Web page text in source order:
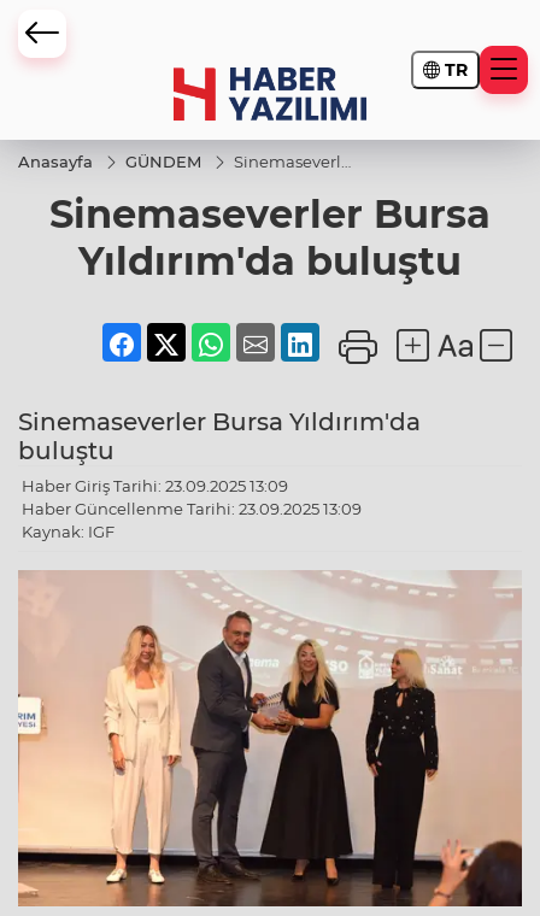
TR
Anasayfa GÜNDEM
Sinemaseverler
Yıldırım'da
buluştu
Sinemaseverler Bursa
Yıldırım'da buluştu
Sinemaseverler Bursa Yıldırım'da
buluştu
Haber Giriş Tarihi: 23.09.2025 13:09
Haber Güncellenme Tarihi: 23.09.2025 13:09
Kaynak: IGF